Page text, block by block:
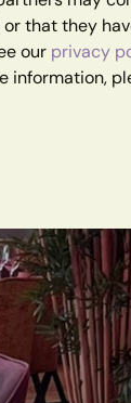
that they
our privacy
information,